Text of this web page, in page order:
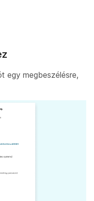
egy megbeszélésre,